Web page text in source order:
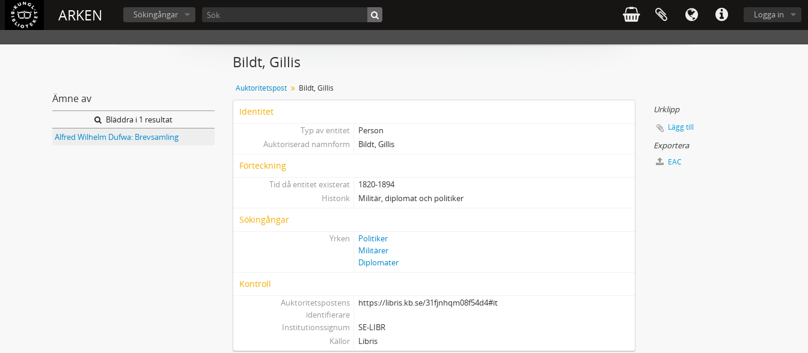
ARKEN Logga in
Sökingångar
Ämne av
Bläddra i 1 resultat
Alfred Wilhelm Dufwa: Brevsamling
Bildt, Gillis
Auktoritetspost Bildt, Gillis
Identitet
Typ av entitet
Person
Auktoriserad namnform
Bildt, Gillis
Förteckning
Tid då entitet existerat
1820-1894
Historik
Militär, diplomat och politiker
Sökingångar
Yrken
Politiker
Militärer
Diplomater
Kontroll
Auktoritetspostens
identifierare
https://libris.kb.se/31fjnhqm08f54d4#it
Institutionssignum
SE-LIBR
Källor
Libris
Urklipp
Lägg till
Exportera
EAC